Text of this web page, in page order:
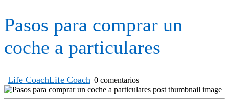
Pasos para comprar un
coche a particulares
| Life CoachLife Coach| 0 comentarios|